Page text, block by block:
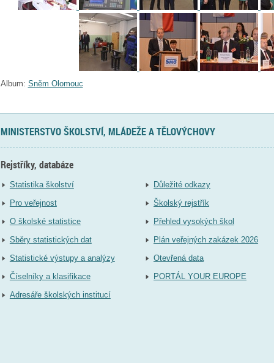
Album: Sněm Olomouc
MINISTERSTVO ŠKOLSTVÍ, MLÁDEŽE A TĚLOVÝCHOVY
Rejstříky, databáze
Statistika školství
Pro veřejnost
O školské statistice
Sběry statistických dat
Statistické výstupy a analýzy
Číselníky a klasifikace
Adresáře školských institucí
Důležité odkazy
Školský rejstřík
Přehled vysokých škol
Plán veřejných zakázek 2026
Otevřená data
PORTÁL YOUR EUROPE